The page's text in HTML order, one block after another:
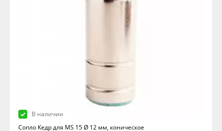
В наличии
Сопло Кедр для MS 15 Ø 12 мм, коническое